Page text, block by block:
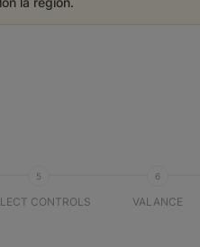
5
CONTROLS
6
VALANCE